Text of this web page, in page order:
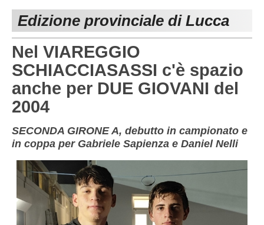
GROSSETO
LIVORNO
LUCCA
MASSA CARRARA
PISA
PISTOIA
SIENA
Carica la tua Rosa
Le iniziative di TOSCANA GOL
Beach soccer
Rappresentative regionali e provinciali
FIGC Toscana
Calcio femminile
Calcio a 5
Amatori AICS Lucca
NAZIONALI
Edizione provinciale di Lucca
Nel VIAREGGIO
SCHIACCIASASSI c'è spazio
anche per DUE GIOVANI del
2004
SECONDA GIRONE A, debutto in campionato e
in coppa per Gabriele Sapienza e Daniel Nelli